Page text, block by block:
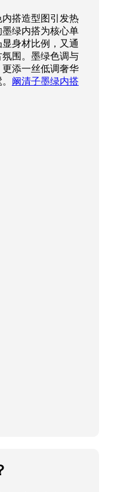
搭造型图引发热
绿内搭为核心单
身材比例，又通
围。墨绿色调与
添一丝低调奢华
阚清子墨绿内搭